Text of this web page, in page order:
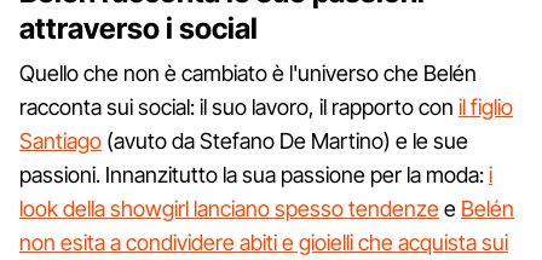
attraverso i social
Quello che non è cambiato è l'universo che Belén
racconta sui social: il suo lavoro, il rapporto con il figlio
Santiago (avuto da Stefano De Martino) e le sue
passioni. Innanzitutto la sua passione per la moda:i
look della showgirl lanciano spesso tendenzee Belén
non esita a condividere abiti e gioielli che acquista sui